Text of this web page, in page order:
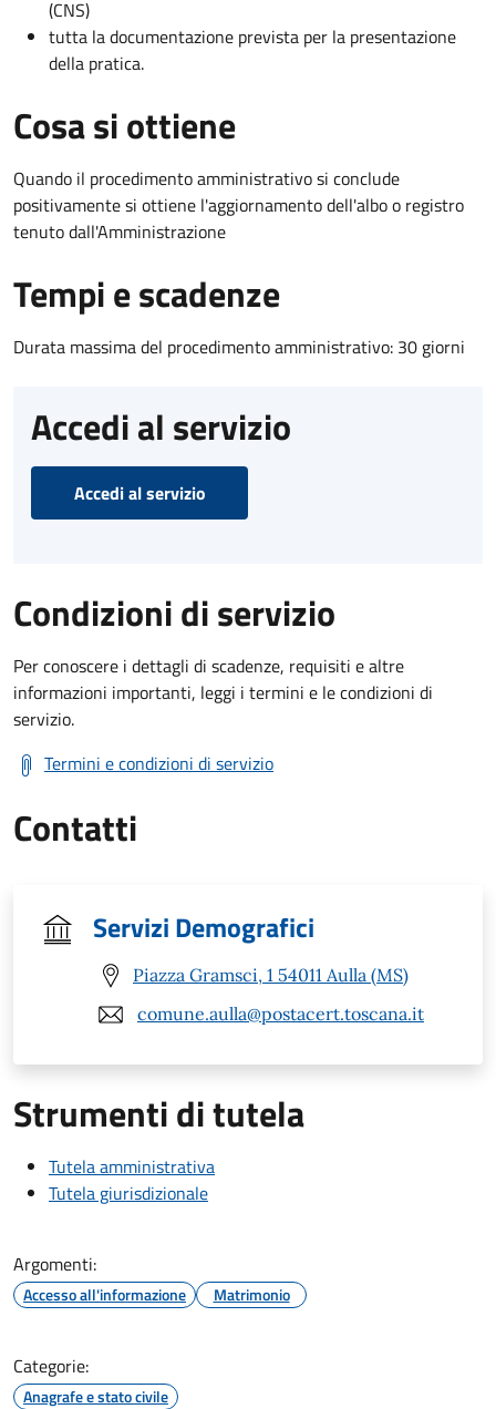
(CNS)
tutta la documentazione prevista per la presentazione
della pratica.
Cosa si ottiene
Quando il procedimento amministrativo si conclude
positivamente si ottiene l'aggiornamento dell'albo o registro
tenuto dall'Amministrazione
Tempi e scadenze
Durata massima del procedimento amministrativo: 30 giorni
Accedi al servizio
Accedi al servizio
Condizioni di servizio
Per conoscere i dettagli di scadenze, requisiti e altre
informazioni importanti, leggi i termini e le condizioni di
servizio.
Termini e condizioni di servizio
Contatti
Servizi Demografici
Piazza Gramsci, 1 54011 Aulla (MS)
comune.aulla@postacert.toscana.it
Strumenti di tutela
Tutela amministrativa
Tutela giurisdizionale
Argomenti:
Accesso all'informazione Matrimonio
Categorie:
Anagrafe e stato civile